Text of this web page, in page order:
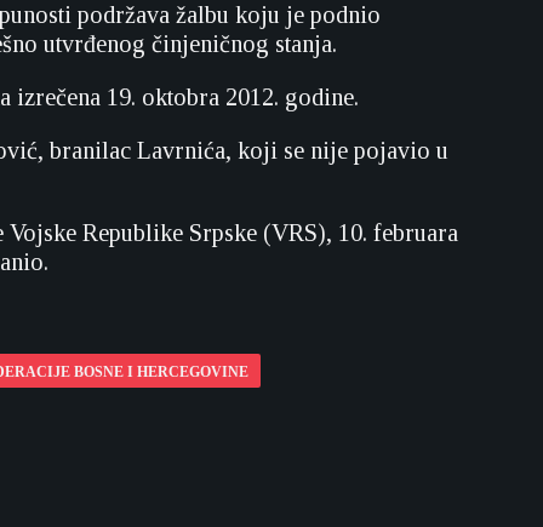
podržava žalbu koju je podnio
utvrđenog činjeničnog stanja.
izrečena 19. oktobra 2012. godine.
branilac Lavrnića, koji se nije pojavio u
Republike Srpske (VRS), 10. februara
BOSNE I HERCEGOVINE